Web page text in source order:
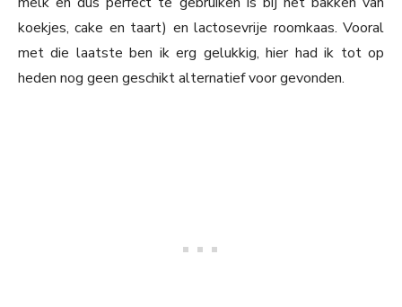
koekjes, cake en taart) en lactosevrije roomkaas. Vooral
met die laatste ben ik erg gelukkig, hier had ik tot op
heden nog geen geschikt alternatief voor gevonden.